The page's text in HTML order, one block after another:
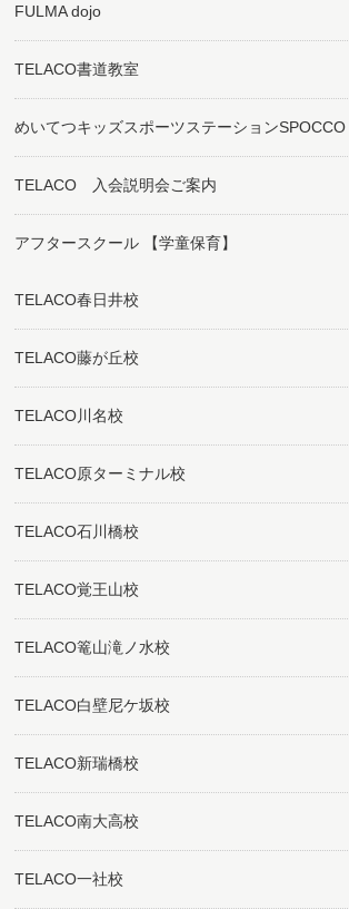
FULMA dojo
TELACO書道教室
めいてつキッズスポーツステーションSPOCCO
TELACO 入会説明会ご案内
アフタースクール 【学童保育】
TELACO春日井校
TELACO藤が丘校
TELACO川名校
TELACO原ターミナル校
TELACO石川橋校
TELACO覚王山校
TELACO篭山滝ノ水校
TELACO白壁尼ケ坂校
TELACO新瑞橋校
TELACO南大高校
TELACO一社校